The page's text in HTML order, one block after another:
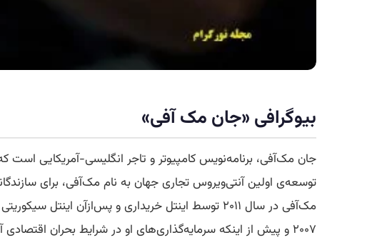
بیوگرافی «جان مک‌ آفی»
توسعه‌ی اولین آنتی‌ویروس تجاری جهان به نام مک‌آفی، برای
مک‌آفی در سال ۲۰۱۱ توسط اینتل خریداری و پس‌ازآن
۲۰۰۷ و پیش از اینکه سرمایه‌گذاری‌های او در شرایط بحران اقتصادی آن سال، اموال او را تنزل بها دهد، به ۱۰۰ میلیون دلار می‌رسید.